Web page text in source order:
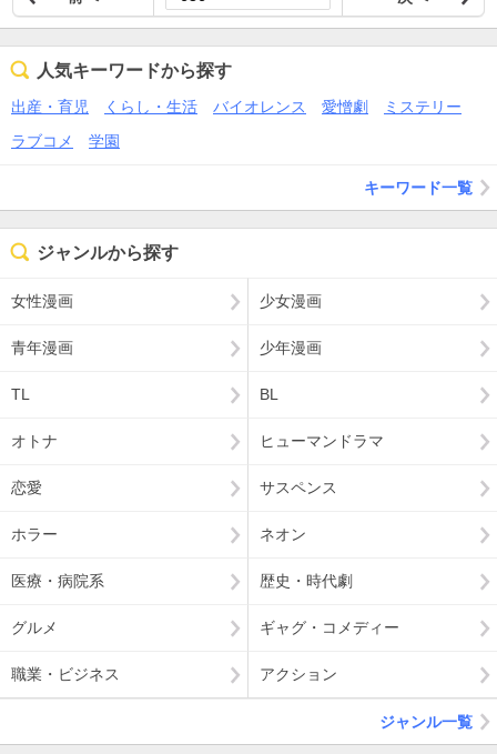
人気キーワードから探す
出産・育児 くらし・生活 バイオレンス 愛憎劇
ミステリー
ラブコメ
学園
キーワード一覧
ジャンルから探す
女性漫画 少女漫画
青年漫画 少年漫画
TL BL
オトナ ヒューマンドラマ
恋愛 サスペンス
ホラー ネオン
医療・病院系 歴史・時代劇
グルメ ギャグ・コメディー
職業・ビジネス アクション
ジャンル一覧